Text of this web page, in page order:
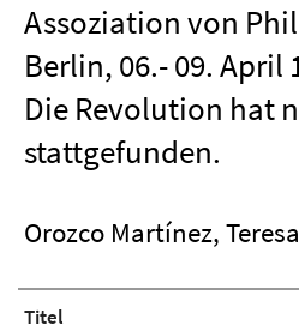
Assoziation von
Berlin, 06.- 09. April
Die Revolution hat
stattgefunden.
Orozco Martínez, Teresa
Titel